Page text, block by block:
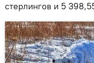
стерлингов и 5